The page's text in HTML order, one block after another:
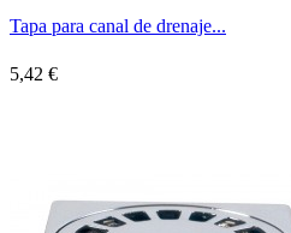
Tapa para canal de drenaje...
5,42 €